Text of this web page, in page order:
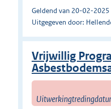
Geldend van 20-02-
Uitgegeven door:
Vrijwillig